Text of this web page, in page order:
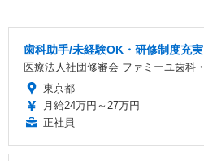
歯科助手/未経験OK・研修制度充実
医療法人社団修審会 ファミーユ歯科
東京都
月給24万円～27万円
正社員